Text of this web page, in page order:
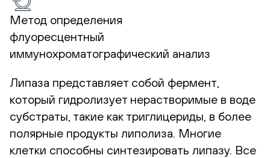
Метод определения
флуоресцентный
иммунохроматографический анализ
Липаза представляет собой фермент,
который гидролизует нерастворимые в воде
субстраты, такие как триглицериды, в более
полярные продукты липолиза. Многие
клетки способны синтезировать липазу. Все